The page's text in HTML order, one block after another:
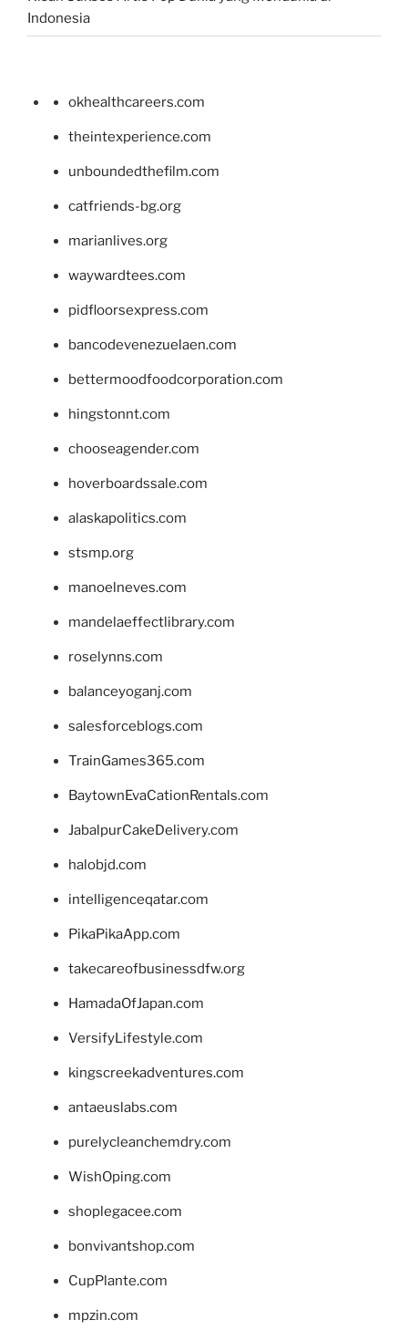
Indonesia
okhealthcareers.com
theintexperience.com
unboundedthefilm.com
catfriends-bg.org
marianlives.org
waywardtees.com
pidfloorsexpress.com
bancodevenezuelaen.com
bettermoodfoodcorporation.com
hingstonnt.com
chooseagender.com
hoverboardssale.com
alaskapolitics.com
stsmp.org
manoelneves.com
mandelaeffectlibrary.com
roselynns.com
balanceyoganj.com
salesforceblogs.com
TrainGames365.com
BaytownEvaCationRentals.com
JabalpurCakeDelivery.com
halobjd.com
intelligenceqatar.com
PikaPikaApp.com
takecareofbusinessdfw.org
HamadaOfJapan.com
VersifyLifestyle.com
kingscreekadventures.com
antaeuslabs.com
purelycleanchemdry.com
WishOping.com
shoplegacee.com
bonvivantshop.com
CupPlante.com
mpzin.com